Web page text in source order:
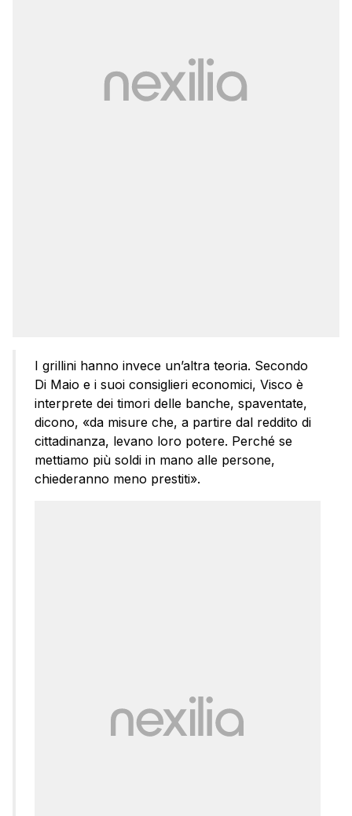
I grillini hanno invece un’altra teoria. Secondo
Di Maio e i suoi consiglieri economici, Visco è
interprete dei timori delle banche, spaventate,
dicono, «da misure che, a partire dal reddito di
cittadinanza, levano loro potere. Perché se
mettiamo più soldi in mano alle persone,
chiederanno meno prestiti».